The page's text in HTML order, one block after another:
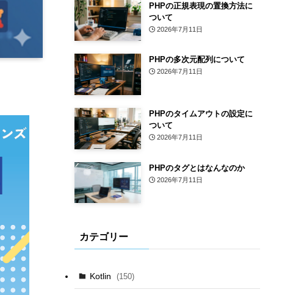
PHPの正規表現の置換方法に
ついて
2026年7月11日
PHPの多次元配列について
2026年7月11日
PHPのタイムアウトの設定に
ついて
2026年7月11日
PHPのタグとはなんなのか
2026年7月11日
カテゴリー
Kotlin (150)